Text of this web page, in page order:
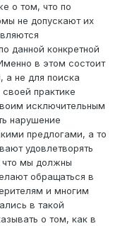
о том, что по
не допускают их
данной конкретной
в этом состоит
а не для поиска
практике
исключительным
нарушение
предлогами, а то
удовлетворять
что мы должны
обращаться в
и многим
в такой
о том, как в